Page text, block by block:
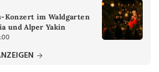
Konzert im Waldgarten
und Alper Yakin